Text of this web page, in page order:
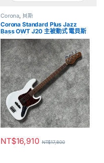
Corona, 貝斯
Corona Standard Plus Jazz
Bass OWT J20 主被動式 電貝斯
奧林匹克白
NT$16,910 NT$17,800